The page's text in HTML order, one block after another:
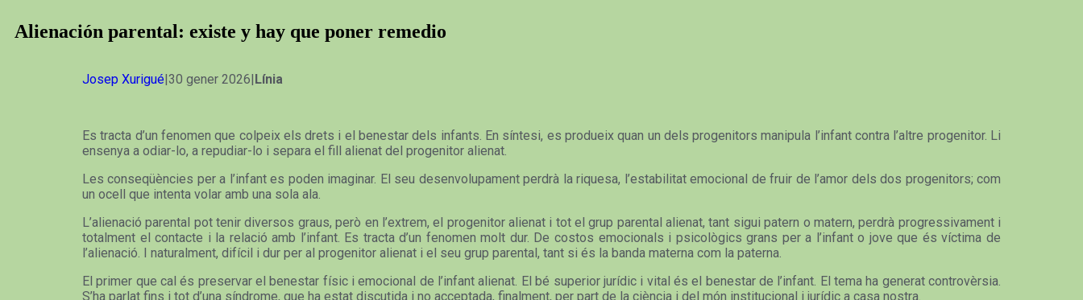
Alienación parental: existe y hay que poner remedio
Josep Xurigué|30 gener 2026|Línia
Es tracta d’un fenomen que colpeix els drets i el benestar dels infants. En síntesi, es produeix quan un dels progenitors manipula l’infant contra l’altre progenitor. Li
ensenya a odiar-lo, a repudiar-lo i separa el fill alienat del progenitor alienat.
Les conseqüències per a l’infant es poden imaginar. El seu desenvolupament perdrà la riquesa, l’estabilitat emocional de fruir de l’amor dels dos progenitors; com
un ocell que intenta volar amb una sola ala.
L’alienació parental pot tenir diversos graus, però en l’extrem, el progenitor alienat i tot el grup parental alienat, tant sigui patern o matern, perdrà progressivament i
totalment el contacte i la relació amb l’infant. Es tracta d’un fenomen molt dur. De costos emocionals i psicològics grans per a l’infant o jove que és víctima de
l’alienació. I naturalment, difícil i dur per al progenitor alienat i el seu grup parental, tant si és la banda materna com la paterna.
El primer que cal és preservar el benestar físic i emocional de l’infant alienat. El bé superior jurídic i vital és el benestar de l’infant. El tema ha generat controvèrsia.
S’ha parlat fins i tot d’una síndrome, que ha estat discutida i no acceptada, finalment, per part de la ciència i del món institucional i jurídic a casa nostra.